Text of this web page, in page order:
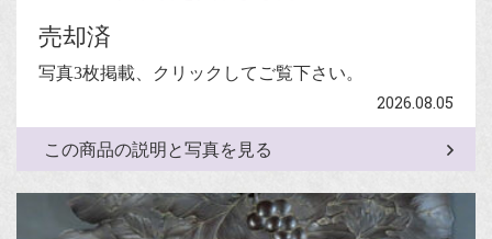
売却済
写真3枚掲載、クリックしてご覧下さい。
2026.08.05
この商品の説明と写真を見る